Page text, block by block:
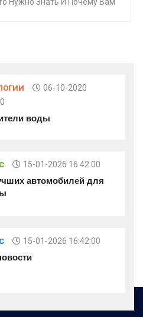
06-10-2020
воды
15-01-2026 16:42:00
автомобилей для
15-01-2026 16:42:00